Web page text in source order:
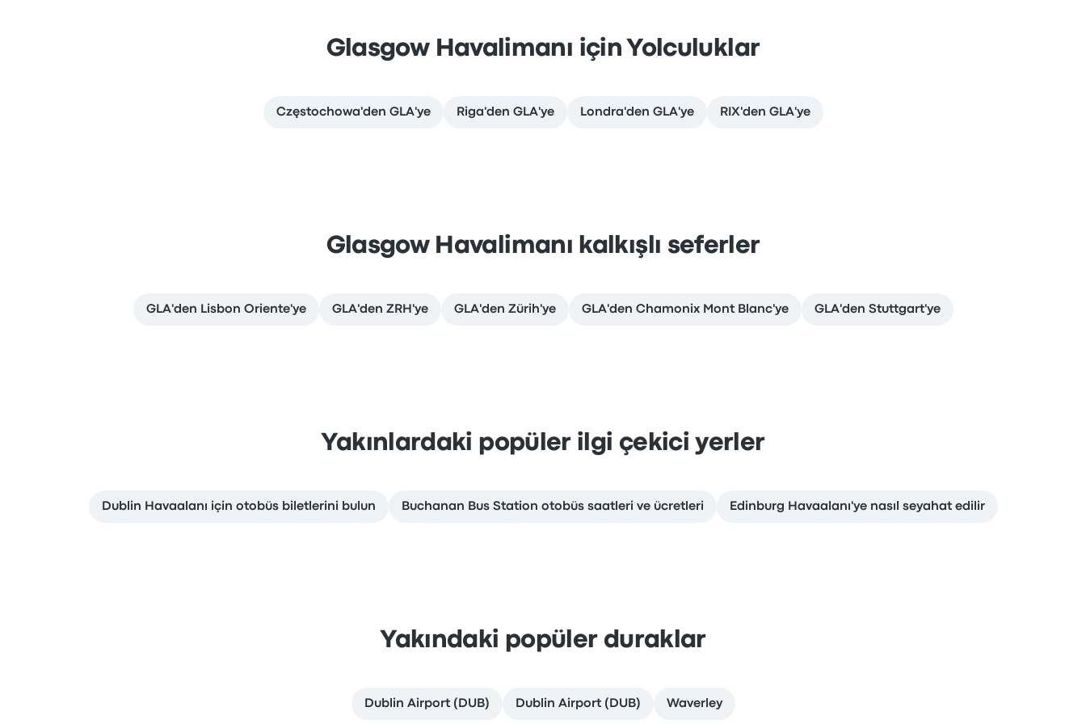
Glasgow Havalimanı için Yolculuklar
Częstochowa'den GLA'ye Riga'den GLA'ye Londra'den GLA'ye RIX'den GLA'ye
Glasgow Havalimanı kalkışlı seferler
GLA'den Lisbon Oriente'ye GLA'den ZRH'ye GLA'den Zürih'ye GLA'den Chamonix Mont Blanc'ye GLA'den Stuttgart'ye
Yakınlardaki popüler ilgi çekici yerler
Dublin Havaalanı için otobüs biletlerini bulun Buchanan Bus Station otobüs saatleri ve ücretleri Edinburg Havaalanı'ye nasıl seyahat edilir
Yakındaki popüler duraklar
Dublin Airport (DUB) Dublin Airport (DUB) Waverley